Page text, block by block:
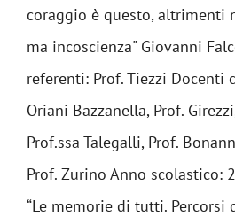
coraggio è questo, altrimenti
ma incoscienza" Giovanni
referenti: Prof. Tiezzi Docenti
Oriani Bazzanella, Prof.
Prof.ssa Talegalli, Prof.
Prof. Zurino Anno scolastico:
“Le memorie di tutti. Percorsi